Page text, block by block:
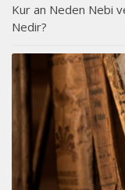
Kur an Neden Nebi
Nedir?